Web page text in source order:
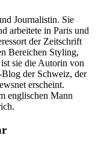
Journalistin. Sie
arbeitete in Paris und
der Zeitschrift
Bereichen Styling,
sie die Autorin von
Blog der Schweiz, der
erscheint.
englischen Mann